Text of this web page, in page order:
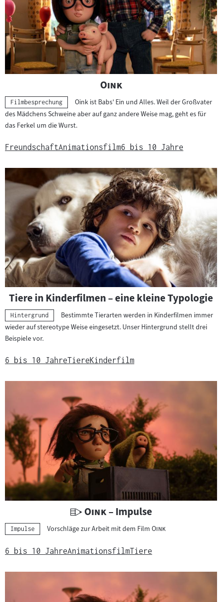
"
Oink"
Kategorie:
Filmbesprechung
Oink ist Babs' Ein und Alles. Weil der Großvater
des Mädchens Schweine aber auf ganz andere Weise mag, geht es für
das Ferkel um die Wurst.
FreundschaftAnimationsfilm6 bis 10 Jahre
Tiere in Kinderfilmen – eine kleine Typologie
Kategorie:
Hintergrund
Bestimmte Tierarten werden in Kinderfilmen immer
wieder auf stereotype Weise eingesetzt. Unser Hintergrund stellt drei
Beispiele vor.
6 bis 10 JahreTiereKinderfilm
U
e
r
c
"
Oink"
– Impulse
Kategorie:
Impulse Vorschläge zur Arbeit mit dem Film "
Oink"
6 bis 10 JahreAnimationsfilmTiere